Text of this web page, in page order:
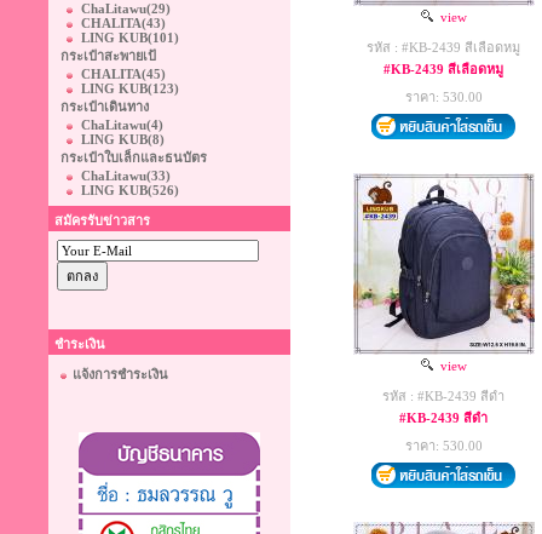
ChaLitawu(29)
CHALITA(43)
LING KUB(101)
กระเป๋าสะพายเป้
CHALITA(45)
LING KUB(123)
กระเป๋าเดินทาง
ChaLitawu(4)
LING KUB(8)
กระเป๋าใบเล็กและธนบัตร
ChaLitawu(33)
LING KUB(526)
สมัครรับข่าวสาร
ชำระเงิน
แจ้งการชำระเงิน
view
รหัส : #KB-2439 สีเลือดหมู
#KB-2439 สีเลือดหมู
ราคา: 530.00
view
รหัส : #KB-2439 สีดำ
#KB-2439 สีดำ
ราคา: 530.00